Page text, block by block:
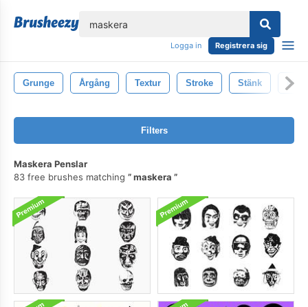
Logga in Registrera sig
Grunge Årgång Textur Stroke Stänk Måla
Filters
Maskera Penslar
83 free brushes matching
maskera